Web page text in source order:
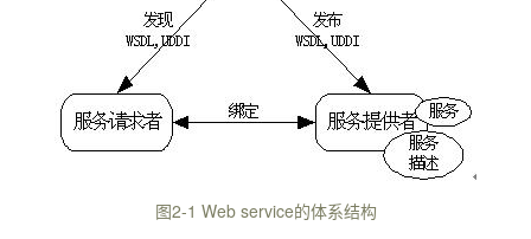
图2-1 Web service的体系结构